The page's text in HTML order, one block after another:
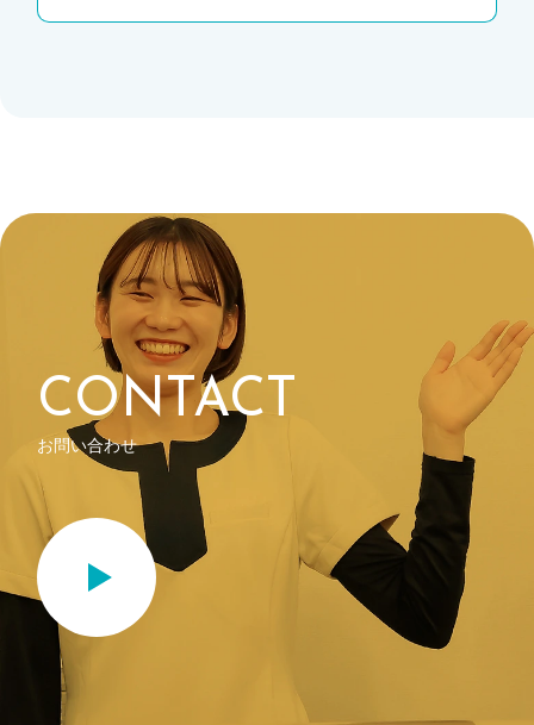
CONTACT
お問い合わせ